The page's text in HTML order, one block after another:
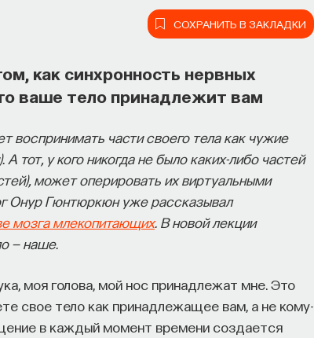
СОХРАНИТЬ В ЗАКЛАДКИ
как синхронность нервных
ваше тело принадлежит вам
воспринимать части своего тела как чужие
тот, у кого никогда не было каких-либо частей
может оперировать их виртуальными
Онур Гюнтюркюн уже рассказывал
мозга млекопитающих. В новой лекции
— наше.
моя голова, мой нос принадлежат мне. Это
свое тело как принадлежащее вам, а не кому-
в каждый момент времени создается